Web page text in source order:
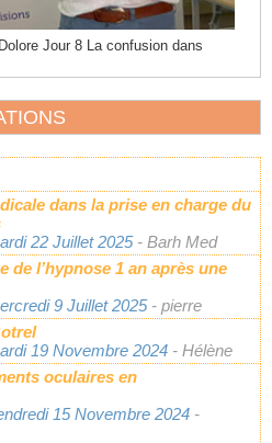
Jour 8 La confusion dans
dans la prise en charge du
22 Juillet 2025 - Barh Med
de l’hypnose 1 an après une
9 Juillet 2025 - pierre
19 Novembre 2024 - Hélène
oculaires en
15 Novembre 2024 -